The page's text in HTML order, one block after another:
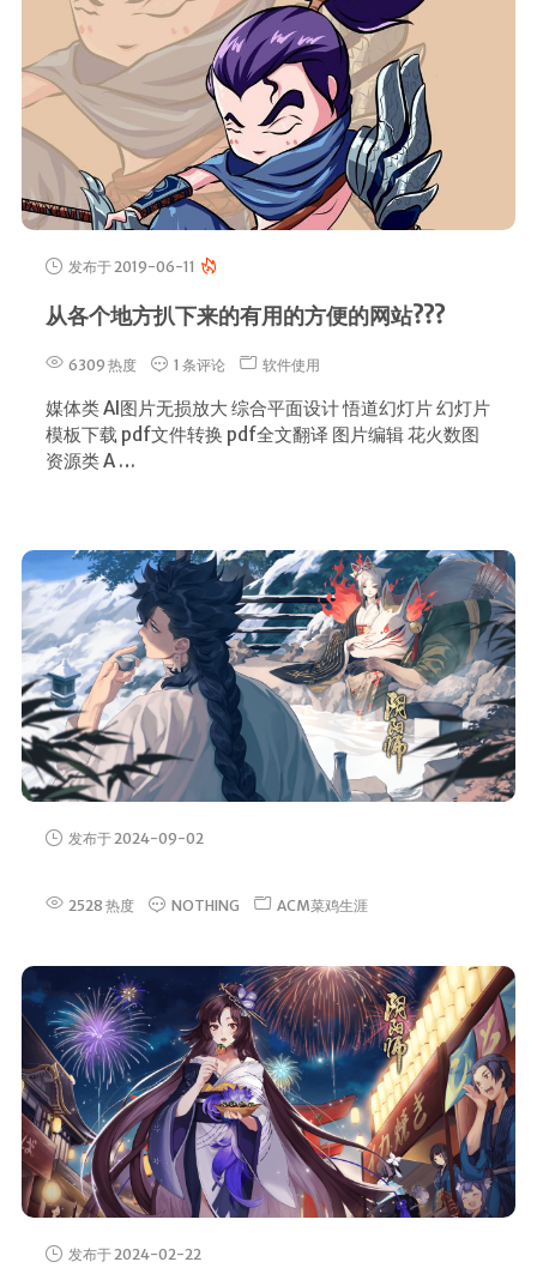
发布于 2019-06-11
从各个地方扒下来的有用的方便的网站???
6309 热度 1 条评论 软件使用
媒体类 AI图片无损放大 综合平面设计 悟道幻灯片 幻灯片
模板下载 pdf文件转换 pdf全文翻译 图片编辑 花火数图
资源类 A …
发布于 2024-09-02
2528 热度 NOTHING ACM菜鸡生涯
发布于 2024-02-22